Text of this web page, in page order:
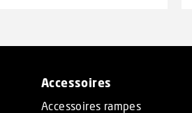
Accessoires
Accessoires rampes